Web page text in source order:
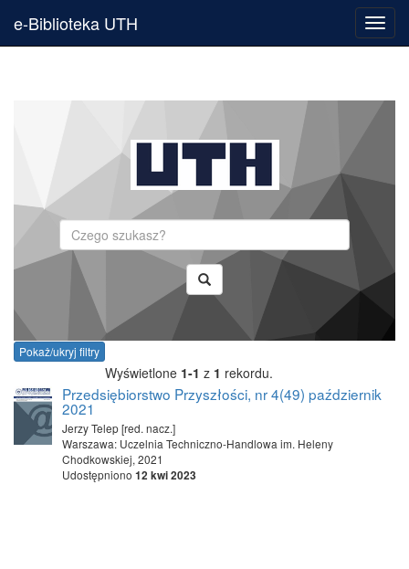
e-Biblioteka UTH
Pokaż/ukryj filtry
Wyświetlone 1-1 z 1 rekordu.
Przedsiębiorstwo Przyszłości, nr 4(49) październik
2021
Jerzy Telep [red. nacz.]
Warszawa: Uczelnia Techniczno-Handlowa im. Heleny
Chodkowskiej, 2021
Udostępniono 12 kwi 2023